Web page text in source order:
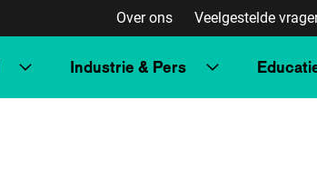
Over ons Veelgestelde
Industrie & Pers